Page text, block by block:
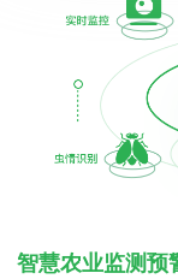
智慧农业监测预